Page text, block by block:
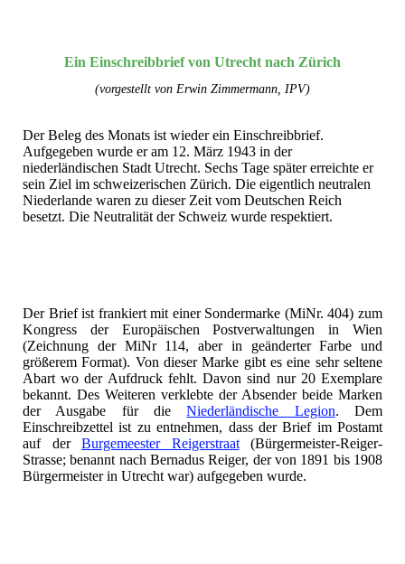
Ein Einschreibbrief von Utrecht nach Zürich
(vorgestellt von Erwin Zimmermann, IPV)
Der Beleg des Monats ist wieder ein Einschreibbrief.
Aufgegeben wurde er am 12. März 1943 in der
niederländischen Stadt Utrecht. Sechs Tage später erreichte er
sein Ziel im schweizerischen Zürich. Die eigentlich neutralen
Niederlande waren zu dieser Zeit vom Deutschen Reich
besetzt. Die Neutralität der Schweiz wurde respektiert.
Der Brief ist frankiert mit einer Sondermarke (MiNr. 404) zum
Kongress der Europäischen Postverwaltungen in Wien
(Zeichnung der MiNr 114, aber in geänderter Farbe und
größerem Format). Von dieser Marke gibt es eine sehr seltene
Abart wo der Aufdruck fehlt. Davon sind nur 20 Exemplare
bekannt. Des Weiteren verklebte der Absender beide Marken
der Ausgabe für dieNiederländische Legion. Dem
Einschreibzettel ist zu entnehmen, dass der Brief im Postamt
auf der Burgemeester Reigerstraat(Bürgermeister-Reiger-
Strasse; benannt nach Bernadus Reiger, der von 1891 bis 1908
Bürgermeister in Utrecht war) aufgegeben wurde.